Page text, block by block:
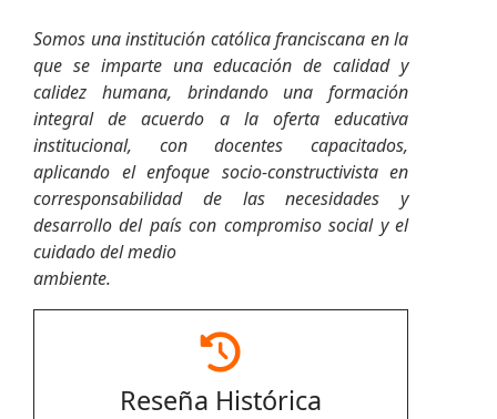
Somos una institución católica franciscana en la
que se imparte una educación de calidad y
calidez humana, brindando una formación
integral de acuerdo a la oferta educativa
institucional, con docentes capacitados,
aplicando el enfoque socio-constructivista en
corresponsabilidad de las necesidades y
desarrollo del país con compromiso social y el
cuidado del medio
ambiente.
fas
clock-
Reseña Histórica